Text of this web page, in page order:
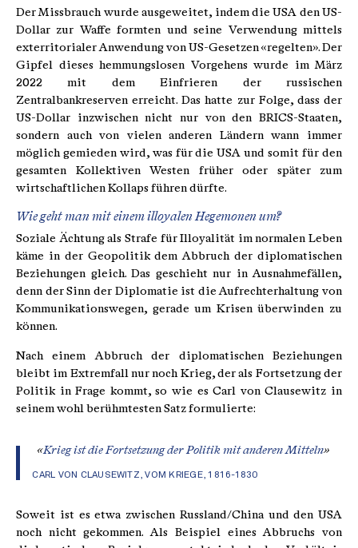
Der Missbrauch wurde ausgeweitet, indem die USA den US-
Dollar zur Waffe formten und seine Verwendung mittels
exterritorialer Anwendung von US-Gesetzen «regelten». Der
Gipfel dieses hemmungslosen Vorgehens wurde im März
2022 mit dem Einfrieren der russischen
Zentralbankreserven erreicht. Das hatte zur Folge, dass der
US-Dollar inzwischen nicht nur von den BRICS-Staaten,
sondern auch von vielen anderen Ländern wann immer
möglich gemieden wird, was für die USA und somit für den
gesamten Kollektiven Westen früher oder später zum
wirtschaftlichen Kollaps führen dürfte.
Wie geht man mit einem illoyalen Hegemonen um?
Soziale Ächtung als Strafe für Illoyalität im normalen Leben
käme in der Geopolitik dem Abbruch der diplomatischen
Beziehungen gleich. Das geschieht nur in Ausnahmefällen,
denn der Sinn der Diplomatie ist die Aufrechterhaltung von
Kommunikationswegen, gerade um Krisen überwinden zu
können.
Nach einem Abbruch der diplomatischen Beziehungen
bleibt im Extremfall nur noch Krieg, der als Fortsetzung der
Politik in Frage kommt, so wie es Carl von Clausewitz in
seinem wohl berühmtesten Satz formulierte:
«Krieg ist die Fortsetzung der Politik mit anderen Mitteln»
CARL VON CLAUSEWITZ, VOM KRIEGE, 1816-1830
Soweit ist es etwa zwischen Russland/China und den USA
noch nicht gekommen. Als Beispiel eines Abbruchs von